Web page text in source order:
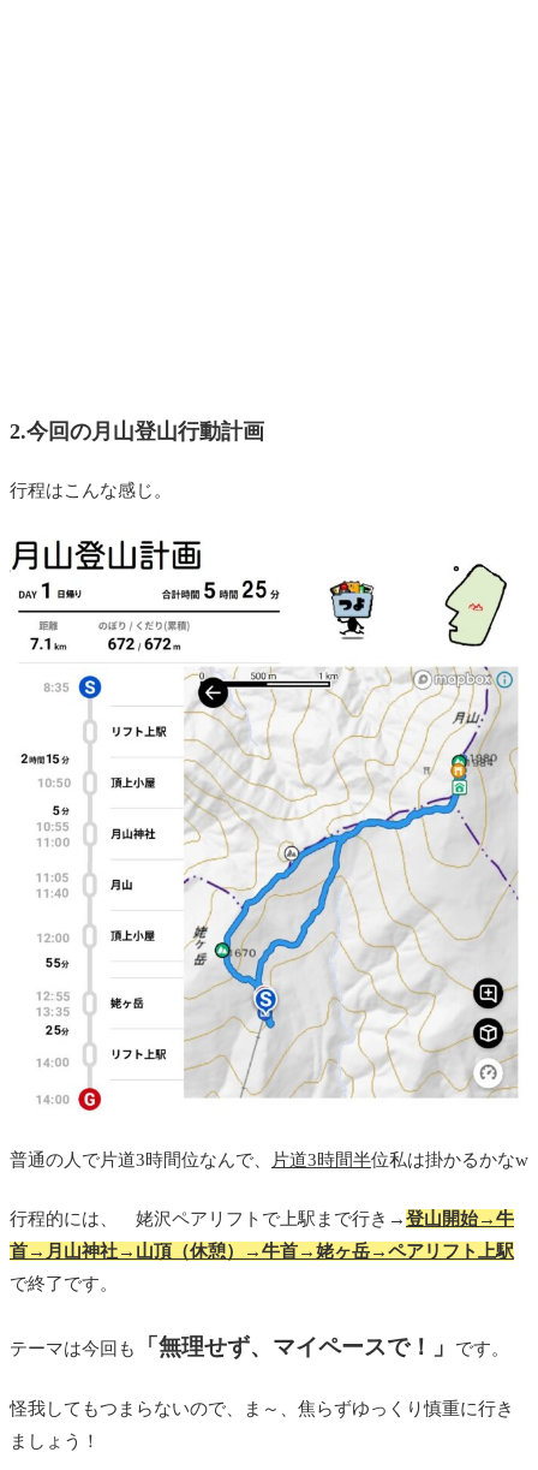
2.今回の月山登山行動計画
行程はこんな感じ。
普通の人で片道3時間位なんで、 片道3時間半位私は掛かるかなw
行程的には、 姥沢ペアリフトで上駅まで行き→登山開始→牛
首→月山神社→山頂（休憩）→牛首→姥ヶ岳→ペアリフト上駅
で終了です。
テーマは今回も 「無理せず、マイペースで！」 です。
怪我してもつまらないので、ま～、焦らずゆっくり慎重に行き
ましょう！